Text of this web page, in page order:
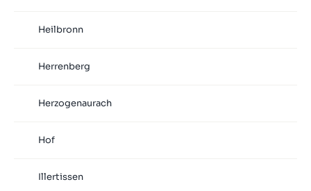
Heilbronn
Herrenberg
Herzogenaurach
Hof
Illertissen